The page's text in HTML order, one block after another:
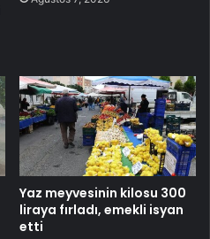
Yaz meyvesinin kilosu 300
liraya fırladı, emekli isyan
etti